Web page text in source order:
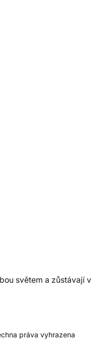
světem a zůstávají v
práva vyhrazena